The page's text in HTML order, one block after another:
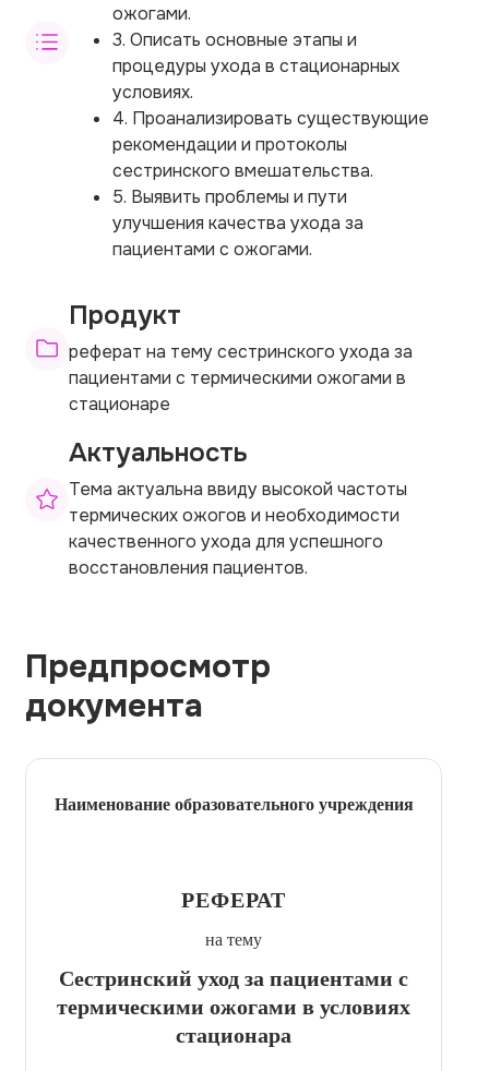
ожогами.
3. Описать основные этапы и
процедуры ухода в стационарных
условиях.
4. Проанализировать существующие
рекомендации и протоколы
сестринского вмешательства.
5. Выявить проблемы и пути
улучшения качества ухода за
пациентами с ожогами.
Продукт
реферат на тему сестринского ухода за
пациентами с термическими ожогами в
стационаре
Актуальность
Тема актуальна ввиду высокой частоты
термических ожогов и необходимости
качественного ухода для успешного
восстановления пациентов.
Предпросмотр
документа
Наименование образовательного учреждения
РЕФЕРАТ
на тему
Сестринский уход за пациентами с
термическими ожогами в условиях
стационара